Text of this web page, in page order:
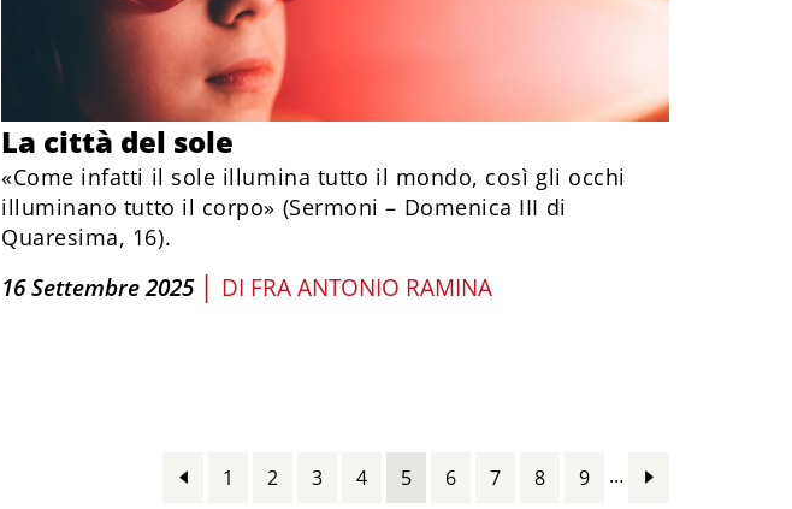
La città del sole
«Come infatti il sole illumina tutto il mondo, così gli occhi
illuminano tutto il corpo» (Sermoni – Domenica III di
Quaresima, 16).
16 Settembre 2025 | DI FRA ANTONIO RAMINA
1 2 3 4 5 6 7 8 9 …